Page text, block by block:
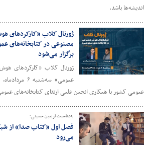
اندیشه‌ها باشد.
ژورنال کلاب «کارکردهای
مصنوعی در کتابخانه‌های
برگزار می‌شود
ژورنال کلاب «کارکردهای
عمومی»
عمومی کشور با همکاری انجمن علمی ارتقای کتابخانه‌های
به‌مناسبت اربعین حسینی؛
فصل اول «کتاب صدا» از
می‌رود